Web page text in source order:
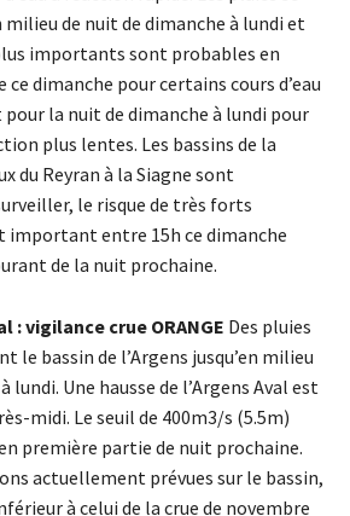
milieu de nuit de dimanche à lundi et
importants sont probables en
ce dimanche pour certains cours d’eau
la nuit de dimanche à lundi pour
plus lentes. Les bassins de la
du Reyran à la Siagne sont
le risque de très forts
entre 15h ce dimanche
de la nuit prochaine.
: vigilance crue ORANGE Des pluies
le bassin de l’Argens jusqu’en milieu
lundi. Une hausse de l’Argens Aval est
midi. Le seuil de 400m3/s (5.5m)
première partie de nuit prochaine.
actuellement prévues sur le bassin,
à celui de la crue de novembre